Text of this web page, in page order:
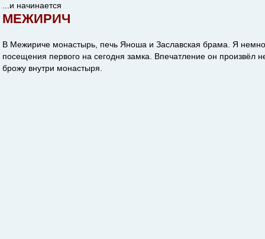
...и начинается
МЕЖИРИЧ
В Межириче монастырь, печь Яноша и Заславская брама. Я
посещения первого на сегодня замка. Впечатление он произвёл
брожу внутри монастыря.